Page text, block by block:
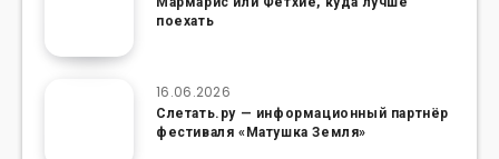
поехать
16.06.2026
Слетать.ру — информационный партнёр
фестиваля «Матушка Земля»